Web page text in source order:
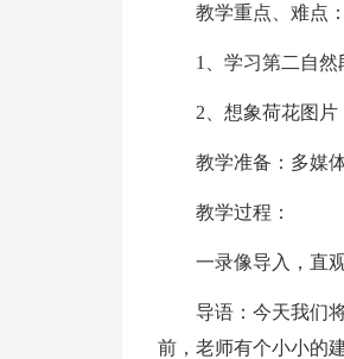
教学重点、难点：
1、学习第二自然
2、想象荷花图片
教学准备：多媒
教学过程：
一录像导入，直
导语：今天我们
前，老师有个小小的